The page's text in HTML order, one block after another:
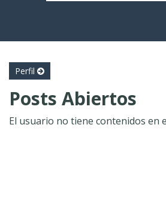
Perfil
Posts Abiertos
El usuario no tiene contenidos en